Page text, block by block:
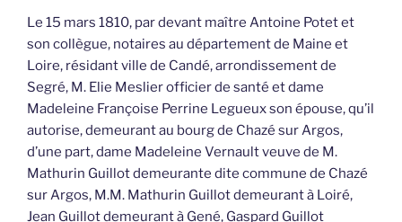
Le 15 mars 1810, par devant maître Antoine Potet et
son collègue, notaires au département de Maine et
Loire, résidant ville de Candé, arrondissement de
Segré, M. Elie Meslier officier de santé et dame
Madeleine Françoise Perrine Legueux son épouse, qu’il
autorise, demeurant au bourg de Chazé sur Argos,
d’une part, dame Madeleine Vernault veuve de M.
Mathurin Guillot demeurante dite commune de Chazé
sur Argos, M.M. Mathurin Guillot demeurant à Loiré,
Jean Guillot demeurant à Gené, Gaspard Guillot